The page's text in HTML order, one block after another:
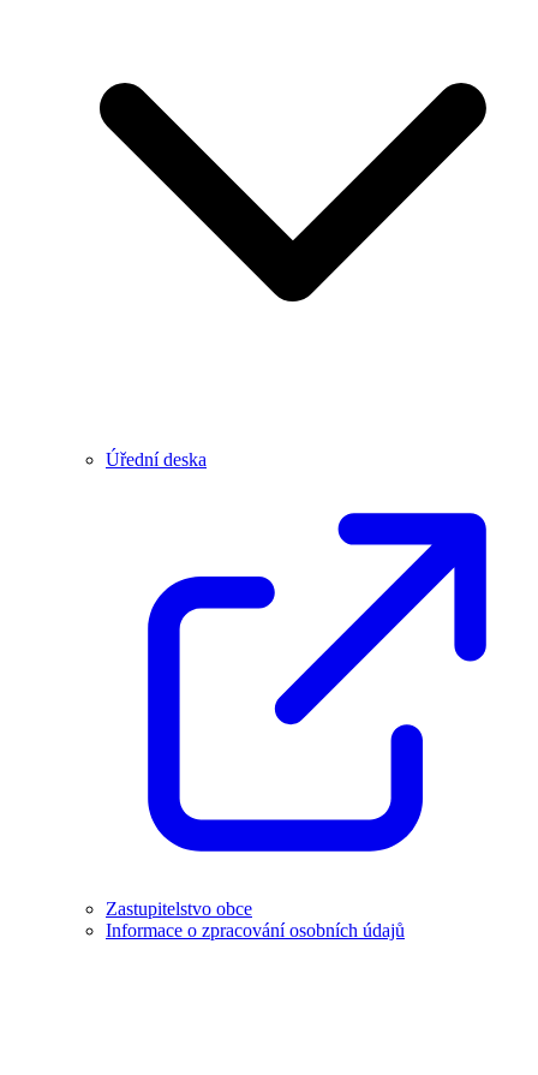
Úřední deska
Zastupitelstvo obce
Informace o zpracování osobních údajů